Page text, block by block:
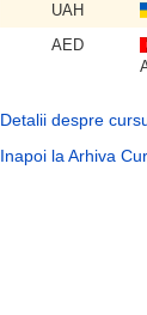
UAH
AED
Detalii despre
Inapoi la Arhiva